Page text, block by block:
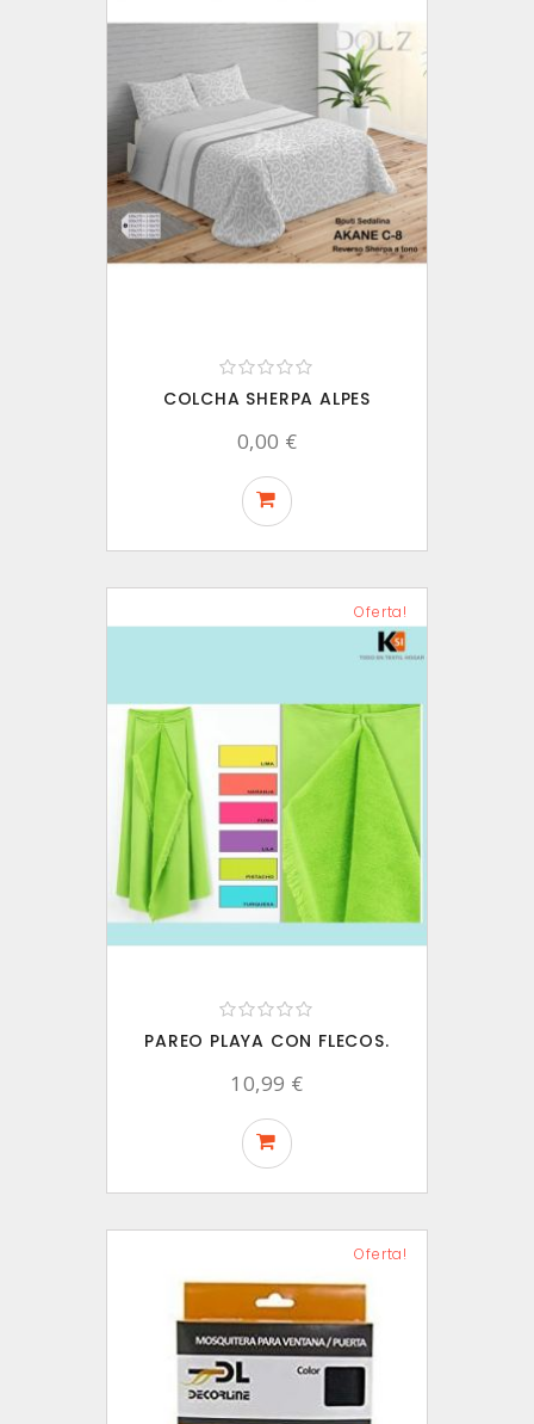
COLCHA SHERPA ALPES
0,00 €
Oferta!
PAREO PLAYA CON FLECOS.
10,99 €
Oferta!